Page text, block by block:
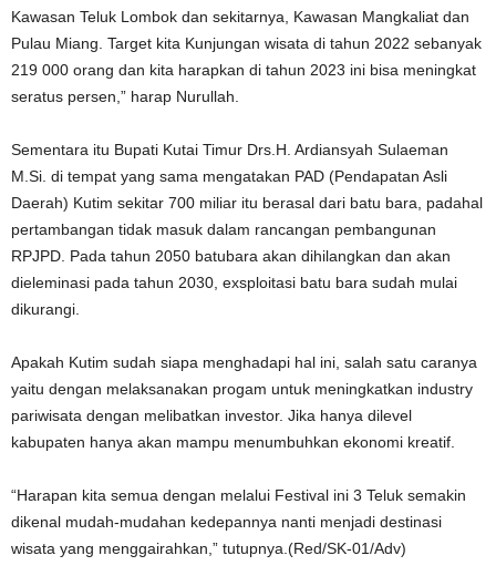
Kawasan Teluk Lombok dan sekitarnya, Kawasan Mangkaliat dan
Pulau Miang. Target kita Kunjungan wisata di tahun 2022 sebanyak
219 000 orang dan kita harapkan di tahun 2023 ini bisa meningkat
seratus persen,” harap Nurullah.
Sementara itu Bupati Kutai Timur Drs.H. Ardiansyah Sulaeman
M.Si. di tempat yang sama mengatakan PAD (Pendapatan Asli
Daerah) Kutim sekitar 700 miliar itu berasal dari batu bara, padahal
pertambangan tidak masuk dalam rancangan pembangunan
RPJPD. Pada tahun 2050 batubara akan dihilangkan dan akan
dieleminasi pada tahun 2030, exsploitasi batu bara sudah mulai
dikurangi.
Apakah Kutim sudah siapa menghadapi hal ini, salah satu caranya
yaitu dengan melaksanakan progam untuk meningkatkan industry
pariwisata dengan melibatkan investor. Jika hanya dilevel
kabupaten hanya akan mampu menumbuhkan ekonomi kreatif.
“Harapan kita semua dengan melalui Festival ini 3 Teluk semakin
dikenal mudah-mudahan kedepannya nanti menjadi destinasi
wisata yang menggairahkan,” tutupnya.(Red/SK-01/Adv)